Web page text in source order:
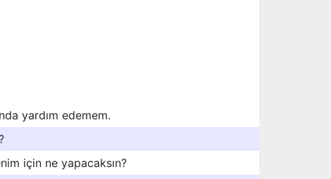
yardım edemem.
için ne yapacaksın?